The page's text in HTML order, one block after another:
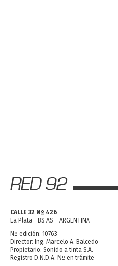
CALLE 32 Nº 426
La Plata - BS AS - ARGENTINA
Nº edición: 10763
Director: Ing. Marcelo A. Balcedo
Propietario: Sonido a tinta S.A.
Registro D.N.D.A. Nº en trámite